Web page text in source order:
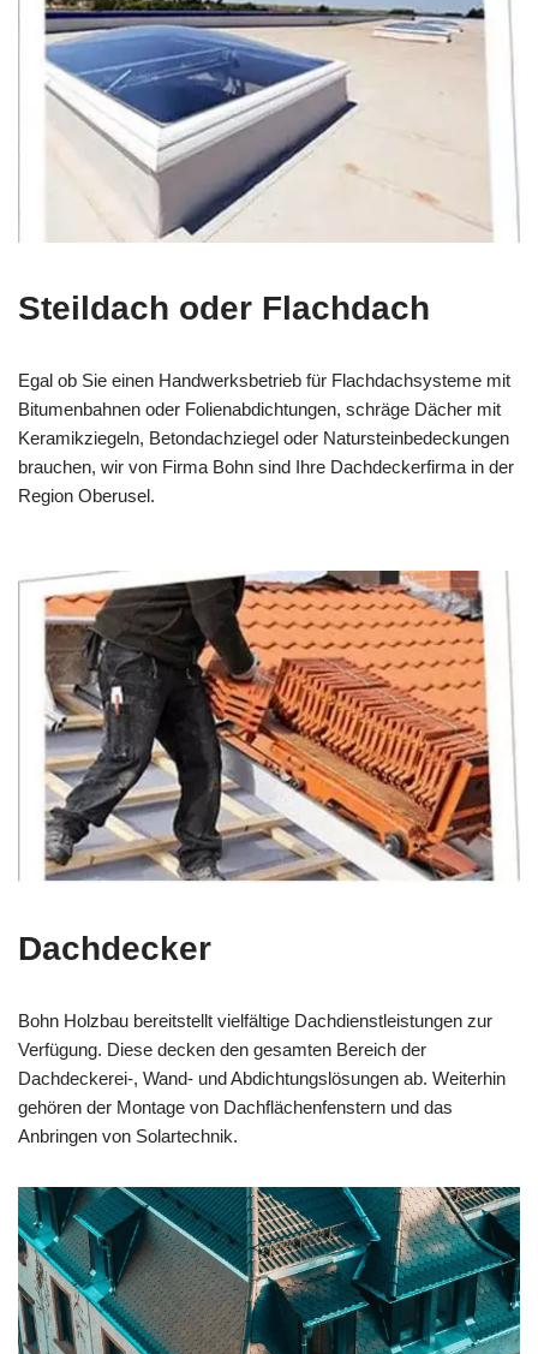
Steildach oder Flachdach
Egal ob Sie einen Handwerksbetrieb für Flachdachsysteme mit
Bitumenbahnen oder Folienabdichtungen, schräge Dächer mit
Keramikziegeln, Betondachziegel oder Natursteinbedeckungen
brauchen, wir von Firma Bohn sind Ihre Dachdeckerfirma in der
Region Oberusel.
Dachdecker
Bohn Holzbau bereitstellt vielfältige Dachdienstleistungen zur
Verfügung. Diese decken den gesamten Bereich der
Dachdeckerei-, Wand- und Abdichtungslösungen ab. Weiterhin
gehören der Montage von Dachflächenfenstern und das
Anbringen von Solartechnik.